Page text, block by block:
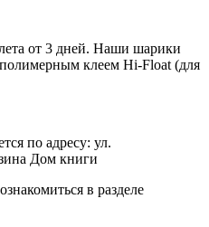
от 3 дней. Наши шарики
клеем Hi-Float (для
по адресу: ул.
Дом книги
в разделе